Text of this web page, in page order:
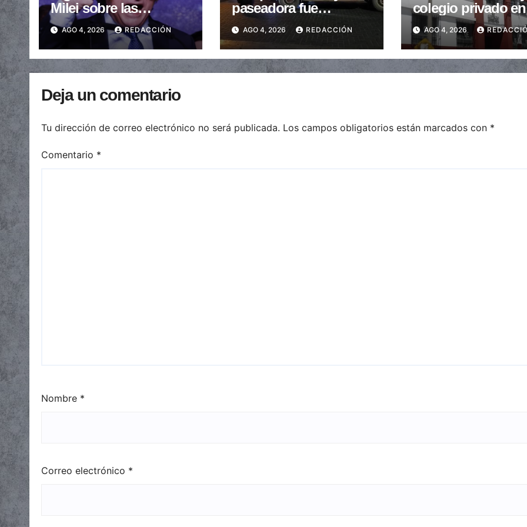
Milei sobre las
provincias: nueva
caída de las
transferencias no
automáticas
AGO 4, 2026 REDACCIÓN
paseadora fue
arrastrada tras ser
embestidas en la
senda peatonal
AGO 4, 2026 REDACCIÓN
colegio privado en
Salta: Las cuotas
de $110.000 a más
$600.000
AGO 4, 2026
Deja un comentario
Tu dirección de correo electrónico no será publicada. Los campos obligatorios están marcados con *
Comentario *
Nombre *
Correo electrónico *